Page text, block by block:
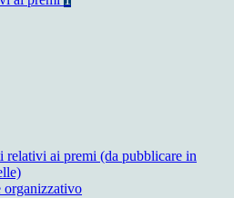
relativi ai premi (da pubblicare in
organizzativo